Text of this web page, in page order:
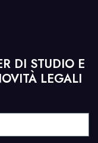
DI STUDIO E
LEGALI